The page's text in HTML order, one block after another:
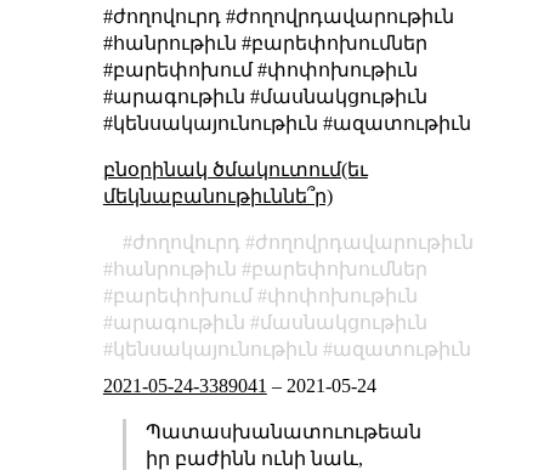
#ժողովուրդ #ժողովրդավարութիւն
#հանրութիւն #բարեփոխումներ
#բարեփոխում #փոփոխութիւն
#արագութիւն #մասնակցութիւն
#կենսակայունութիւն #ազատութիւն
բնօրինակ ծմակուտում(եւ
մեկնաբանութիւննե՞ր)
ժողովուրդ
ժողովրդավարութիւն
հանրութիւն
բարեփոխումներ
բարեփոխում
փոփոխութիւն
արագութիւն
մասնակցութիւն
կենսակայունութիւն
ազատութիւն
2021-05-24-3389041 – 2021-05-24
Պատասխանատուութեան
իր բաժինն ունի նաև,